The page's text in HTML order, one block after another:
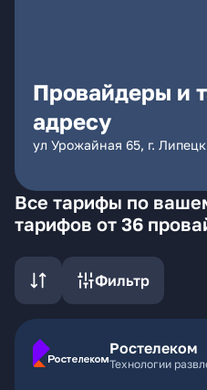
Провайдеры и
адресу
ул Урожайная 65, г. Липецк
Все тарифы по
тарифов от 36
Фильтр
Ростелеком
Технологии